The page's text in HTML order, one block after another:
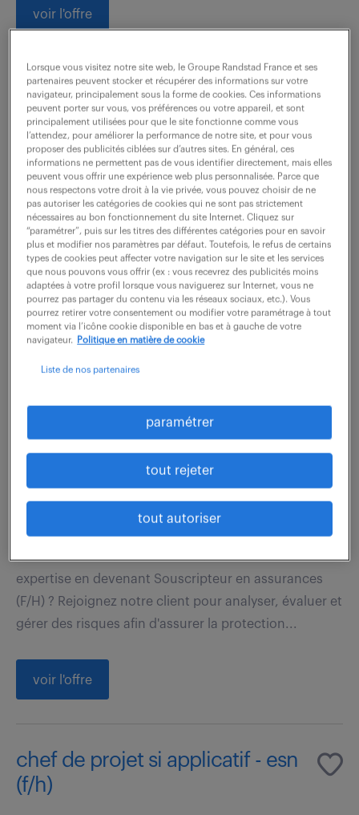
voir l'offre
comptable general groupe(f/h)
6 août 2026
Bordeaux (33)
CDI
35 000 - 40 000 € / an
Vos missions au quotidien : Rattaché(e) directement à
la Responsable Comptables Groupe, vous jouez un
rôle central au sein d'un environnement multi-
sociétés : Comptabilité générale &...
voir l'offre
souscripteur en assurances (f/h)
32 000 - 32 200 € / an
Comment souhaiteriez-vous transformer votre
expertise en devenant Souscripteur en assurances
(F/H) ? Rejoignez notre client pour analyser, évaluer et
gérer des risques afin d'assurer la protection...
voir l'offre
chef de projet si applicatif - esn
(f/h)
Lorsque vous visitez notre site web, le Groupe Randstad France et ses
partenaires peuvent stocker et récupérer des informations sur votre
navigateur, principalement sous la forme de cookies. Ces informations
peuvent porter sur vous, vos préférences ou votre appareil, et sont
principalement utilisées pour que le site fonctionne comme vous
l’attendez, pour améliorer la performance de notre site, et pour vous
proposer des publicités ciblées sur d’autres sites. En général, ces
informations ne permettent pas de vous identifier directement, mais elles
peuvent vous offrir une expérience web plus personnalisée. Parce que
nous respectons votre droit à la vie privée, vous pouvez choisir de ne
pas autoriser les catégories de cookies qui ne sont pas strictement
nécessaires au bon fonctionnement du site Internet. Cliquez sur
“paramétrer”, puis sur les titres des différentes catégories pour en savoir
plus et modifier nos paramètres par défaut. Toutefois, le refus de certains
types de cookies peut affecter votre navigation sur le site et les services
que nous pouvons vous offrir (ex : vous recevrez des publicités moins
adaptées à votre profil lorsque vous naviguerez sur Internet, vous ne
pourrez pas partager du contenu via les réseaux sociaux, etc.). Vous
pourrez retirer votre consentement ou modifier votre paramétrage à tout
moment via l’icône cookie disponible en bas et à gauche de votre
navigateur.
Politique en matière de cookie
Liste de nos partenaires
paramétrer
tout rejeter
tout autoriser